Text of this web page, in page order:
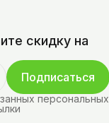
скидку на
Подписаться
персональных